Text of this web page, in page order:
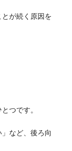
が続く原因を
つです。
」など、後ろ向